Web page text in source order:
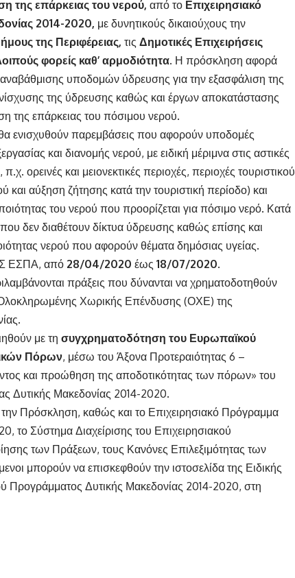
της επάρκειας του νερού, από το Επιχειρησιακό
2014-2020, με δυνητικούς δικαιούχους την
της Περιφέρειας, τις Δημοτικές Επιχειρήσεις
φορείς καθ’ αρμοδιότητα. Η πρόσκληση αφορά
υποδομών ύδρευσης για την εξασφάλιση της
της ύδρευσης καθώς και έργων αποκατάστασης
της επάρκειας του πόσιμου νερού.
ενισχυθούν παρεμβάσεις που αφορούν υποδομές
και διανομής νερού, με ειδική μέριμνα στις αστικές
ορεινές και μειονεκτικές περιοχές, περιοχές τουριστικού
και αύξηση ζήτησης κατά την τουριστική περίοδο) και
του νερού που προορίζεται για πόσιμο νερό. Κατά
δεν διαθέτουν δίκτυα ύδρευσης καθώς επίσης και
νερού που αφορούν θέματα δημόσιας υγείας.
ΕΣΠΑ, από 28/04/2020 έως 18/07/2020.
πράξεις που δύνανται να χρηματοδοτηθούν
Ολοκληρωμένης Χωρικής Επένδυσης (ΟΧΕ) της
με τη συγχρηματοδότηση του Ευρωπαϊκού
Πόρων, μέσω του Άξονα Προτεραιότητας 6 –
και προώθηση της αποδοτικότητας των πόρων» του
Δυτικής Μακεδονίας 2014-2020.
την Πρόσκληση, καθώς και το Επιχειρησιακό Πρόγραμμα
το Σύστημα Διαχείρισης του Επιχειρησιακού
των Πράξεων, τους Κανόνες Επιλεξιμότητας των
μπορούν να επισκεφθούν την ιστοσελίδα της Ειδικής
Προγράμματος Δυτικής Μακεδονίας 2014-2020, στη